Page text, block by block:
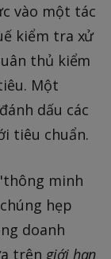
vào một tác
kiểm tra xử
thủ kiểm
Một
dấu các
tiêu chuẩn.
minh
hẹp
doanh
trên giới hạn